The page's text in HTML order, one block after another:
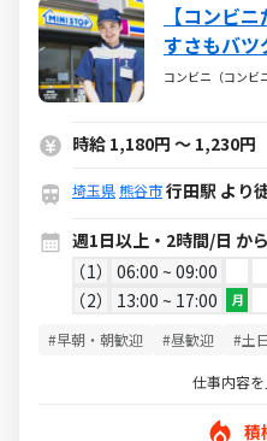
【コンビ
すさもバ
るミニスト
コンビニ（コンビ
時給 1,180円 ～ 1,230円
埼玉県熊谷市行田駅 より
週1日以上・2時間/日 から
1
06:00 ~ 09:00
2 13:00 ~ 17:00 月
#早朝・朝歓迎 #昼歓迎 #土
仕事内容
積